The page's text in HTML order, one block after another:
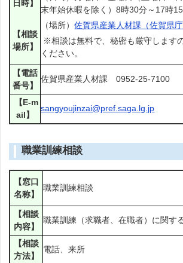
日時】
【相談
場所】
末年始休暇を除く）8時30分～17時
（場所）佐賀県産業人材課（佐賀県
※相談は無料で、秘密も厳守します
ください。
【電話
番号】
佐賀県産業人材課 0952-25-7100
【E-m
ail】
sangyoujinzai@pref.saga.lg.jp
職業訓練相談
【窓口
名称】
職業訓練相談
【相談
内容】
職業訓練（求職者、在職者）に関す
【相談
方法】
電話、来所